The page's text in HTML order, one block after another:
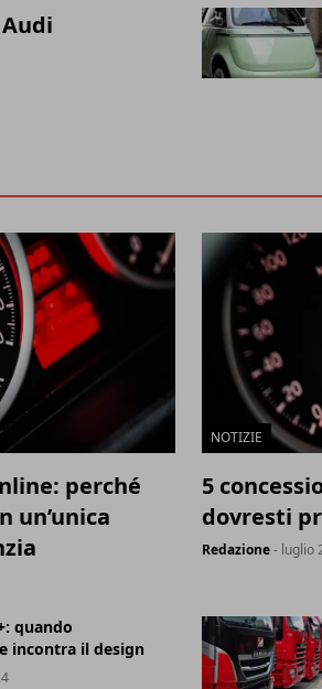
perché
un’unica
NOTIZIE
5
dovresti
Redazione- luglio
quando
incontra il design